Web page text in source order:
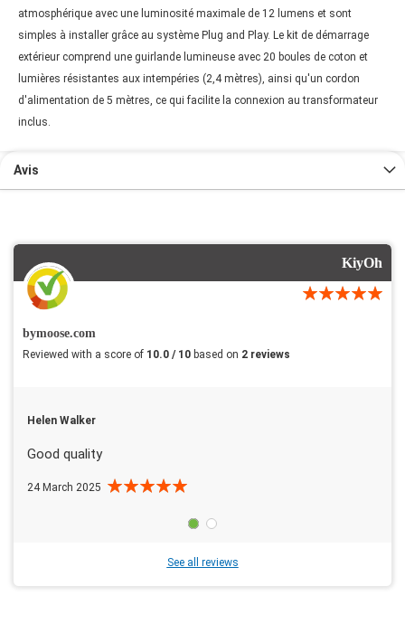
atmosphérique avec une luminosité maximale de 12 lumens et sont
simples à installer grâce au système Plug and Play. Le kit de démarrage
extérieur comprend une guirlande lumineuse avec 20 boules de coton et
lumières résistantes aux intempéries (2,4 mètres), ainsi qu'un cordon
d'alimentation de 5 mètres, ce qui facilite la connexion au transformateur
inclus.
Avis
KiyOh
bymoose.com
Reviewed with a score of 10.0 / 10 based on 2 reviews
Helen Walker
Good quality
24 March 2025
See all reviews